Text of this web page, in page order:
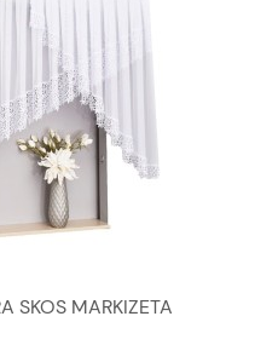
SKOS MARKIZETA